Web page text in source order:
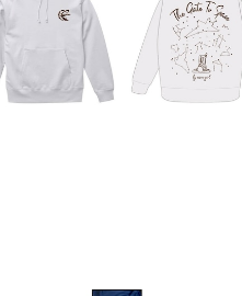
下地島宇宙港パーカー（ホワイト）
¥7,900